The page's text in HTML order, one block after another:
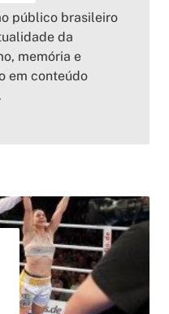
público brasileiro
da
memória e
em conteúdo